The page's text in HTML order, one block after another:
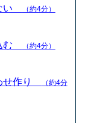
い （約4分）
む （約4分）
せ作り
（約4分